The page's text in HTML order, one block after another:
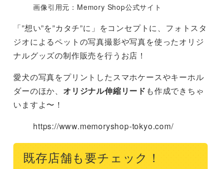
画像引用元：Memory Shop公式サイト
「”想い”を”カタチ”に」をコンセプトに、フォトスタ
ジオによるペットの写真撮影や写真を使ったオリジ
ナルグッズの制作販売を行うお店！
愛犬の写真をプリントしたスマホケースやキーホル
ダーのほか、 オリジナル伸縮リード も作成できちゃ
いますよ〜！
https://www.memoryshop-tokyo.com/
既存店舗も要チェック！